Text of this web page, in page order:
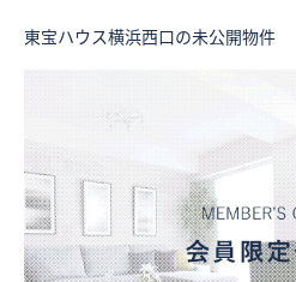
東宝ハウス横浜西口の未公開物件